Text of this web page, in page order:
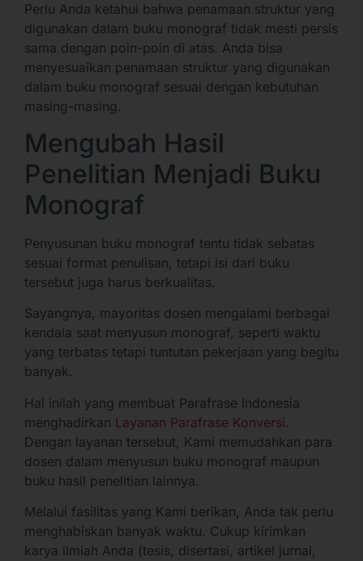
Perlu Anda ketahui bahwa penamaan struktur yang
digunakan dalam buku monograf tidak mesti persis
sama dengan poin-poin di atas. Anda bisa
menyesuaikan penamaan struktur yang digunakan
dalam buku monograf sesuai dengan kebutuhan
masing-masing.
Mengubah Hasil
Penelitian Menjadi Buku
Monograf
Penyusunan buku monograf tentu tidak sebatas
sesuai format penulisan, tetapi isi dari buku
tersebut juga harus berkualitas.
Sayangnya, mayoritas dosen mengalami berbagai
kendala saat menyusun monograf, seperti waktu
yang terbatas tetapi tuntutan pekerjaan yang begitu
banyak.
Hal inilah yang membuat Parafrase Indonesia
menghadirkan Layanan Parafrase Konversi.
Dengan layanan tersebut, Kami memudahkan para
dosen dalam menyusun buku monograf maupun
buku hasil penelitian lainnya.
Melalui fasilitas yang Kami berikan, Anda tak perlu
menghabiskan banyak waktu. Cukup kirimkan
karya ilmiah Anda (tesis, disertasi, artikel jurnal,